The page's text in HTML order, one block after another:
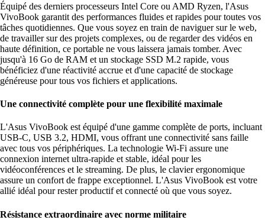
Équipé des derniers processeurs Intel Core ou AMD Ryzen, l'Asus
VivoBook garantit des performances fluides et rapides pour toutes vos
tâches quotidiennes. Que vous soyez en train de naviguer sur le web,
de travailler sur des projets complexes, ou de regarder des vidéos en
haute définition, ce portable ne vous laissera jamais tomber. Avec
jusqu'à 16 Go de RAM et un stockage SSD M.2 rapide, vous
bénéficiez d'une réactivité accrue et d'une capacité de stockage
généreuse pour tous vos fichiers et applications.
Une connectivité complète pour une flexibilité maximale
L'Asus VivoBook est équipé d'une gamme complète de ports, incluant
USB-C, USB 3.2, HDMI, vous offrant une connectivité sans faille
avec tous vos périphériques. La technologie Wi-Fi assure une
connexion internet ultra-rapide et stable, idéal pour les
vidéoconférences et le streaming. De plus, le clavier ergonomique
assure un confort de frappe exceptionnel. L'Asus VivoBook est votre
allié idéal pour rester productif et connecté où que vous soyez.
Résistance extraordinaire avec norme militaire